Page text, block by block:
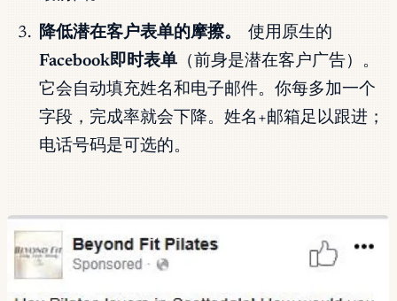
降低潜在客户表单的摩擦。
使用原生的
Facebook即时表单（前身是潜在客户广告）。
它会自动填充姓名和电子邮件。你每多加一个
字段，完成率就会下降。姓名+邮箱足以跟进；
电话号码是可选的。